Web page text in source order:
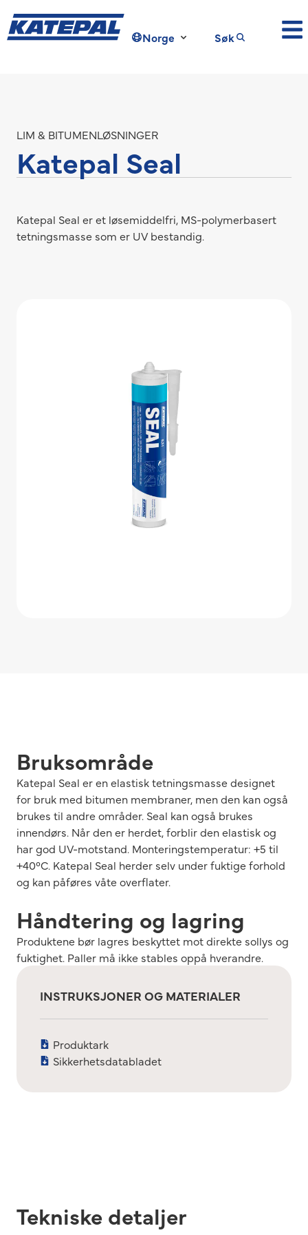
Norge Søk
LIM & BITUMENLØSNINGER
Katepal Seal
Katepal Seal er et løsemiddelfri, MS-polymerbasert
tetningsmasse som er UV bestandig.
INSTRUKSJONER OG MATERIALER
Produktark
Sikkerhetsdatabladet
Bruksområde
Katepal Seal er en elastisk tetningsmasse designet
for bruk med bitumen membraner, men den kan også
brukes til andre områder. Seal kan også brukes
innendørs. Når den er herdet, forblir den elastisk og
har god UV-motstand. Monteringstemperatur: +5 til
+40°C. Katepal Seal herder selv under fuktige forhold
og kan påføres våte overflater.
Håndtering og lagring
Produktene bør lagres beskyttet mot direkte sollys og
fuktighet. Paller må ikke stables oppå hverandre.
Tekniske detaljer